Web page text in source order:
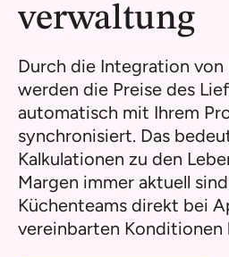
verwaltung
Durch die Integration von
werden die Preise des
automatisch mit Ihrem
synchronisiert. Das
Kalkulationen zu den
Margen immer aktuell
Küchenteams direkt bei
vereinbarten Konditionen